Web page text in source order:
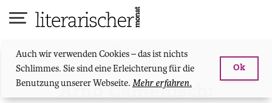
Auch wir verwenden Cookies – das ist nichts
Schlimmes. Sie sind eine Erleichterung für die
Benutzung unserer Webseite. Mehr erfahren.
Ok
Kurzkritik
Ausgabe 32 - März 2018
Arno Camenisch: